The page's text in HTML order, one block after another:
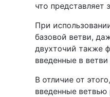
что представляет
При
базовой ветви,
двухточий также
введенные в
В отличие от
введенные ветвью